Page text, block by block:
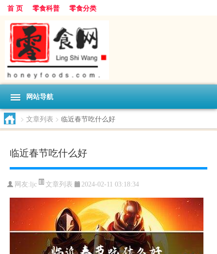
首 页 零食科普 零食分类
网站导航
> 文章列表 > 临近春节吃什么好
临近春节吃什么好
网友:ljc 文章列表 2024-02-11 03:18:34